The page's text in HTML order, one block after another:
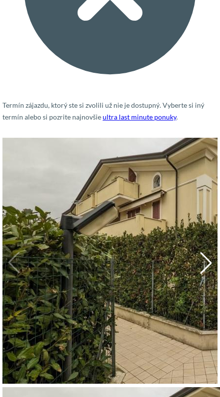
Termín zájazdu, ktorý ste si zvolili už nie je dostupný. Vyberte si iný
termín alebo si pozrite najnovšieultra last minute ponuky.